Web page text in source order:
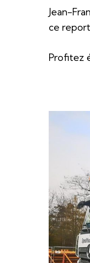
Jean-
ce
Profitez